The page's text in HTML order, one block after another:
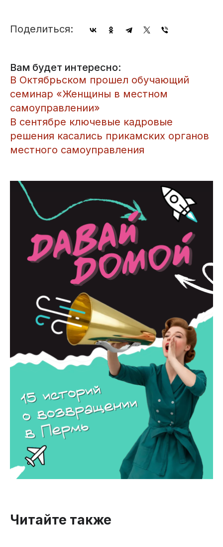
Поделиться:
Вам будет интересно:
В Октябрьском прошел обучающий
семинар «Женщины в местном
самоуправлении»
В сентябре ключевые кадровые
решения касались прикамских органов
местного самоуправления
Читайте также